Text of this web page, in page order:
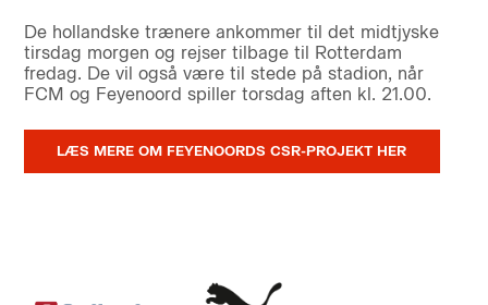
De hollandske trænere ankommer til det midtjyske
tirsdag morgen og rejser tilbage til Rotterdam
fredag. De vil også være til stede på stadion, når
FCM og Feyenoord spiller torsdag aften kl. 21.00.
LÆS MERE OM FEYENOORDS CSR-PROJEKT HER